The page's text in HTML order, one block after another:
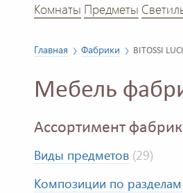
Комнаты Предметы
Главная Фабрики BITOSSI
Мебель
Ассортимент
Виды предметов (29)
Композиции по разделам